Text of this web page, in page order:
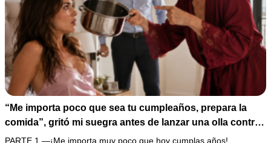
“Me importa poco que sea tu cumpleaños, prepara la
comida”, gritó mi suegra antes de lanzar una olla contra
mi cama. Mi esposo regresó horas después oliendo al
PARTE 1 —¡Me importa muy poco que hoy cumplas años!